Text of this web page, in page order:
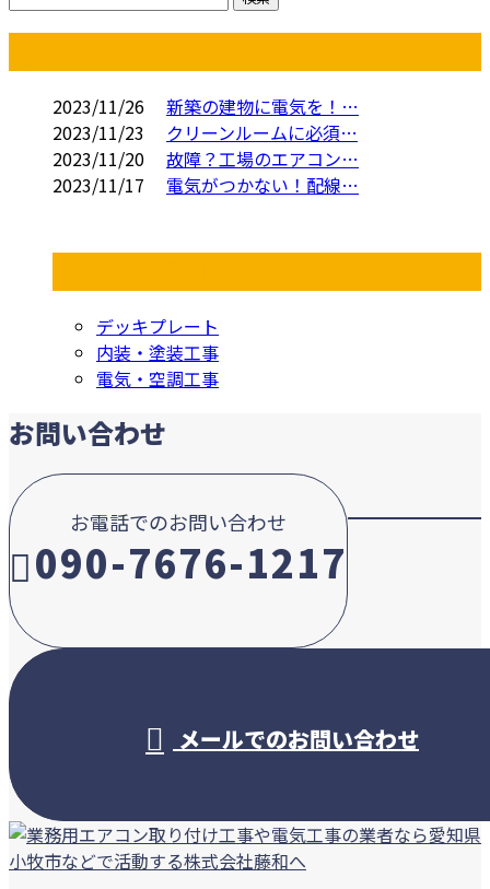
2023/11/26
新築の建物に電気を！…
2023/11/23
クリーンルームに必須…
2023/11/20
故障？工場のエアコン…
2023/11/17
電気がつかない！配線…
デッキプレート
内装・塗装工事
電気・空調工事
お問い合わせ
お電話でのお問い合わせ
090-7676-1217
メールでのお問い合わせ